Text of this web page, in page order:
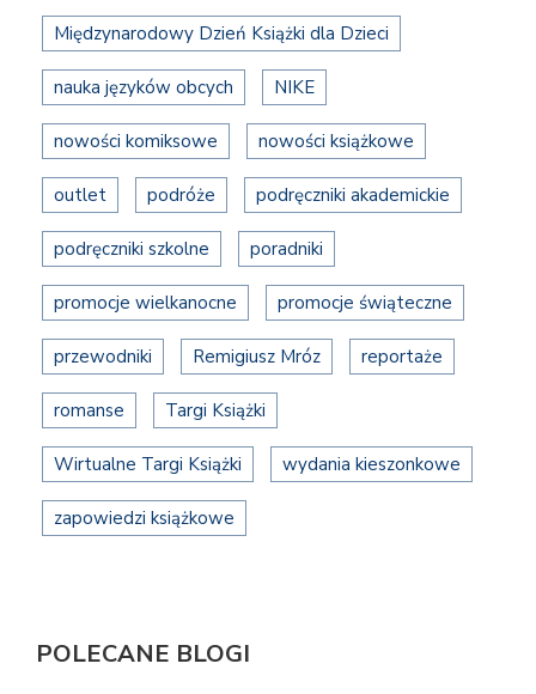
Międzynarodowy Dzień Książki dla Dzieci
nauka języków obcych NIKE
nowości komiksowe nowości książkowe
outlet podróże podręczniki akademickie
podręczniki szkolne poradniki
promocje wielkanocne promocje świąteczne
przewodniki Remigiusz Mróz reportaże
romanse Targi Książki
Wirtualne Targi Książki wydania kieszonkowe
zapowiedzi książkowe
POLECANE BLOGI